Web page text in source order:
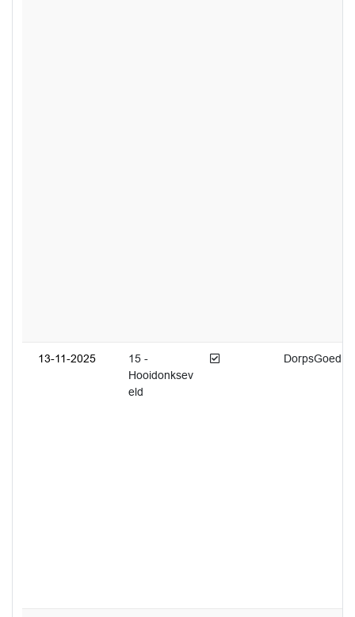
13-11-2025
15 -
Hooidonksev
eld
Afgedaan DorpsGoed